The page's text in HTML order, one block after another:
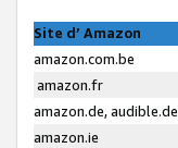
Site d’ Amazon
amazon.com.be
amazon.fr
amazon.de, audible.de
amazon.ie